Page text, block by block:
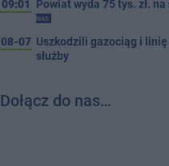
09:01 Powiat wyda 75 tys. zł.
NAS
08-07 Uszkodzili gazociąg i
służby
Dołącz do nas…